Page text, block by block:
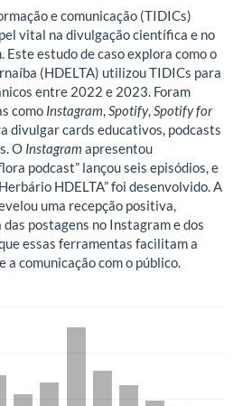
e comunicação (TIDICs)
vital na divulgação científica e no
Este estudo de caso explora como o
(HDELTA) utilizou TIDICs para
entre 2022 e 2023. Foram
como Instagram,Spotify,Spotify for
divulgar cards educativos, podcasts
O Instagram apresentou
podcast” lançou seis episódios, e
HDELTA” foi desenvolvido. A
uma recepção positiva,
postagens no Instagram e dos
essas ferramentas facilitam a
comunicação com o público.